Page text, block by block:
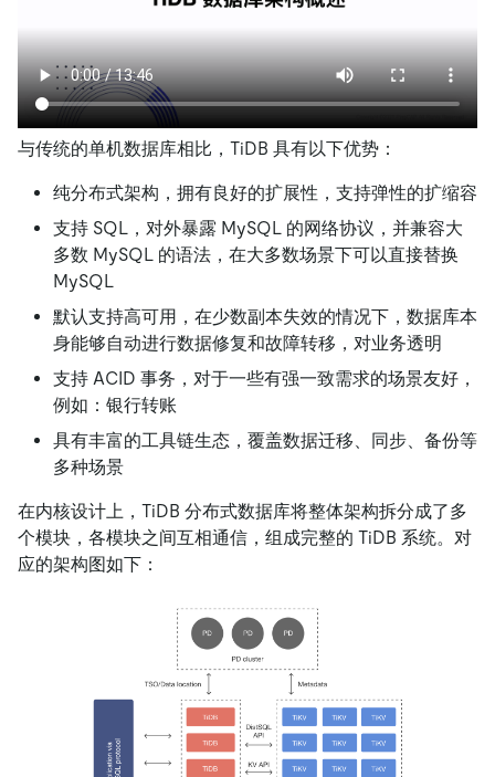
与传统的单机数据库相比，TiDB 具有以下优势：
纯分布式架构，拥有良好的扩展性，支持弹性的扩缩容
支持 SQL，对外暴露 MySQL 的网络协议，并兼容大
多数 MySQL 的语法，在大多数场景下可以直接替换
MySQL
默认支持高可用，在少数副本失效的情况下，数据库本
身能够自动进行数据修复和故障转移，对业务透明
支持 ACID 事务，对于一些有强一致需求的场景友好，
例如：银行转账
具有丰富的工具链生态，覆盖数据迁移、同步、备份等
多种场景
在内核设计上，TiDB 分布式数据库将整体架构拆分成了多
个模块，各模块之间互相通信，组成完整的 TiDB 系统。对
应的架构图如下：